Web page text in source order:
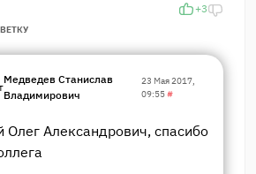
+3
Медведев Станислав
Владимирович
23 Мая 2017,
09:55#
Александрович, спасибо